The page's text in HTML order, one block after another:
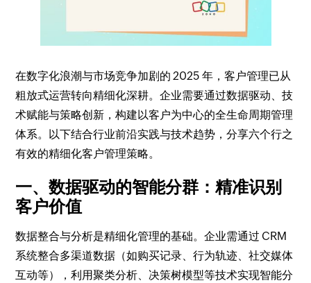
在数字化浪潮与市场竞争加剧的 2025 年，客户管理已从
粗放式运营转向精细化深耕。企业需要通过数据驱动、技
术赋能与策略创新，构建以客户为中心的全生命周期管理
体系。以下结合行业前沿实践与技术趋势，分享六个行之
有效的精细化客户管理策略。
一、数据驱动的智能分群：精准识别
客户价值
数据整合与分析是精细化管理的基础。企业需通过 CRM
系统整合多渠道数据（如购买记录、行为轨迹、社交媒体
互动等），利用聚类分析、决策树模型等技术实现智能分